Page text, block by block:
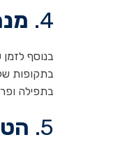
4.
בתקופות
בתפילה
5.